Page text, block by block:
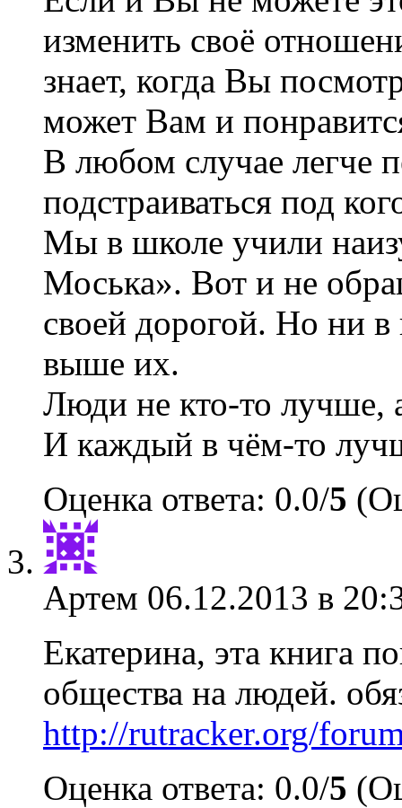
изменить своё
знает, когда Вы
может Вам и
В любом случае легче
подстраиваться под
Мы в школе учили
Моська». Вот и не
своей дорогой. Но ни в
выше их.
Люди не кто-то лучше,
И каждый в чём-то
Оценка ответа: 0.0/5
Артем 06.12.2013 в
Екатерина, эта книга
общества на людей.
http://rutracker.org/
Оценка ответа: 0.0/5